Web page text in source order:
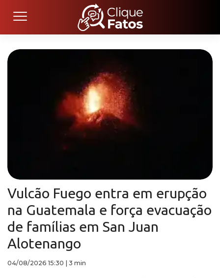
Vulcão Fuego entra em erupção
na Guatemala e força evacuação
de famílias em San Juan
Alotenango
04/08/2026 15:30 3 min